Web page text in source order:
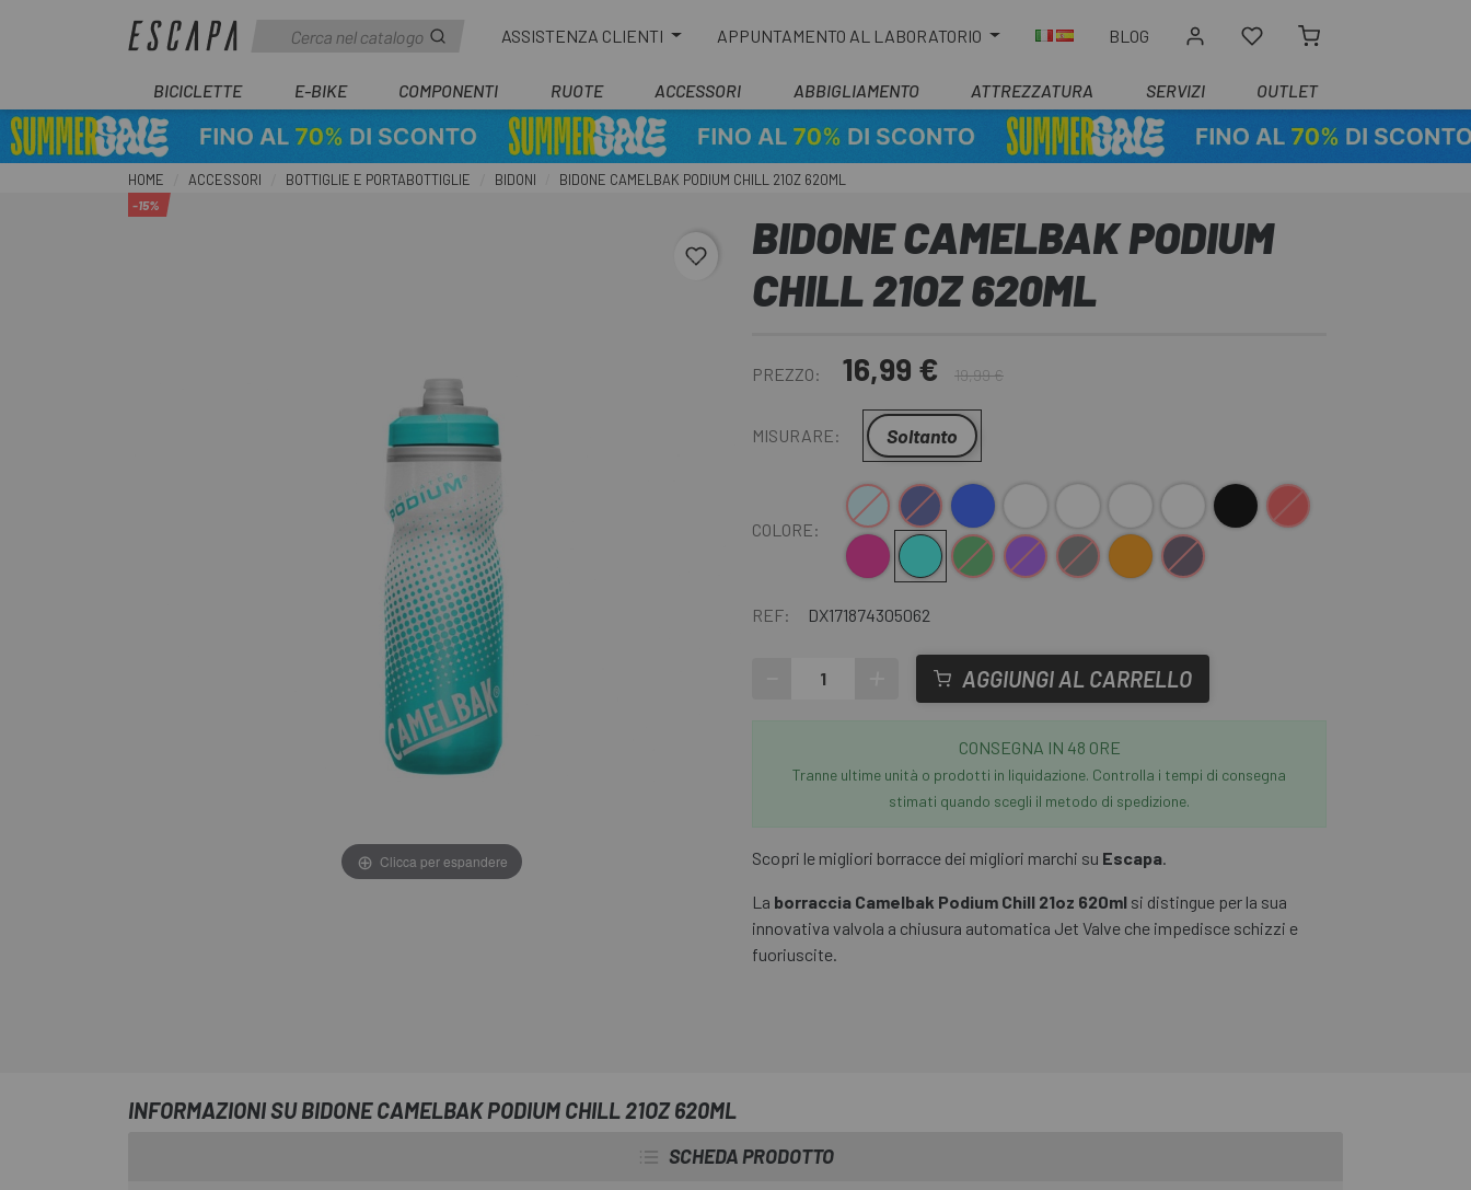
ASSISTENZA CLIENTI APPUNTAMENTO AL LABORATORIO BLOG
BICICLETTE E-BIKE COMPONENTI RUOTE ACCESSORI ABBIGLIAMENTO ATTREZZATURA SERVIZI OUTLET
HOME ACCESSORI BOTTIGLIE E PORTABOTTIGLIE BIDONI BIDONE CAMELBAK PODIUM CHILL 21OZ 620ML
favorite_border
-15%
Clicca per espandere
BIDONE CAMELBAK PODIUM
CHILL 21OZ 620ML
PREZZO: 16,99 € 19,99 €
MISURARE: Soltanto
COLORE:
AzzurroBlu scuro
Blu arancioneBiancoBianco grigioNero biancobianco rossoNero Rosso
RosaTurcheseVerde scuroViolaGrigio scuroRosso-arancio
Nero-Lilla
REF: DX171874305062
AGGIUNGI AL CARRELLO
CONSEGNA IN 48 ORE
Tranne ultime unità o prodotti in liquidazione. Controlla i tempi di consegna
stimati quando scegli il metodo di spedizione.
Scopri le migliori borracce dei migliori marchi su Escapa.
La borraccia Camelbak Podium Chill 21oz 620ml si distingue per la sua
innovativa valvola a chiusura automatica Jet Valve che impedisce schizzi e
fuoriuscite.
INFORMAZIONI SU BIDONE CAMELBAK PODIUM CHILL 21OZ 620ML
SCHEDA PRODOTTO